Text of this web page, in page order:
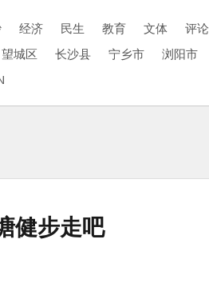
经济 民生 教育 文体 评论
望城区 长沙县 宁乡市 浏阳市
健步走吧